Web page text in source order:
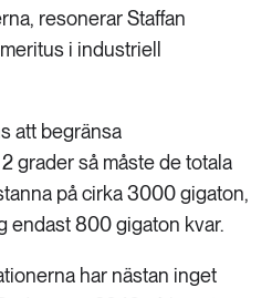
resonerar Staffan
i industriell
att begränsa
grader så måste de totala
på cirka 3000 gigaton,
endast 800 gigaton kvar.
har nästan inget